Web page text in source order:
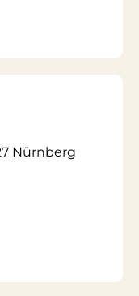
Nürnberg